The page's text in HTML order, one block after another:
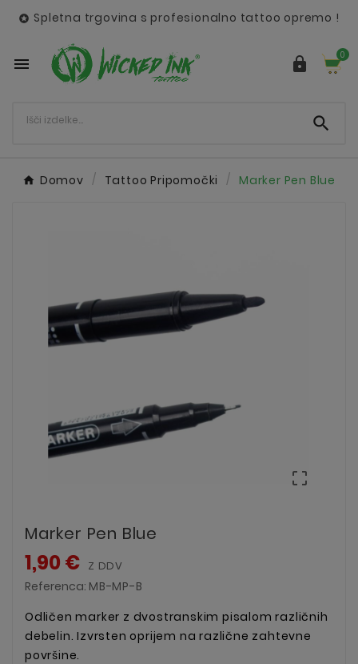
 Spletna trgovina s profesionalno tattoo opremo !
  0

Domov Tattoo Pripomočki Marker Pen Blue

Marker Pen Blue
1,90 € Z DDV
Referenca: MB-MP-B
Odličen marker z dvostranskim pisalom različnih
debelin. Izvrsten oprijem na različne zahtevne
površine.